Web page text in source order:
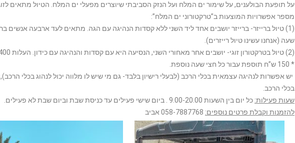
על תופעת הבולענים, על שימור ים המלח ועל הנזק הסביבתי שיוצרים מפעלי ים המלח. הטיול מתאים
מספר אפשרויות המוצעות ב”טרקטורוני ים המלח”:
שעה (אנחנו עשינו טיול רייזרים).
(2) טיול בטרקטורון זוגי- יושבים אחר מאחורי השני, הנסיעה היא עם קסדות והנהיגה עם כידון. העלות 400 ש”ח למסלול של שעה.
* 150 ש”ח תוספת עבור כל חצי שעה נוספת.
יש אפשרות לנהיגה עצמאית בכלי הרכב (לבעלי רישיון בלבד- גם מי שיש לו מלווה יכול לנהוג בכלי
בכלי הרכב.
שעות פעילות: כל יום בין השעות 9.00-20.00 . ביום שישי פעילים עד כניסת שבת וביום שבת לא פעילים.
להזמנות וקבלת פרטים נוספים: